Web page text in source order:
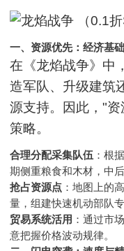
一、资源优先：经济基
在《龙焰战争》中
造军队、升级建筑
源支持。因此，"
策略。
合理分配采集队伍 ：根
期侧重粮食和木材，中
抢占资源点 ：地图上的
量，组建快速机动部队
贸易系统活用 ：通过市
意把握价格波动规律。